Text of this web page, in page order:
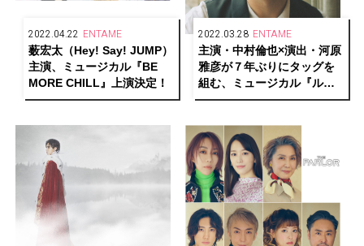
2022.04.22 ENTAME
薮宏太（Hey! Say! JUMP）
主演、ミュージカル『BE
MORE CHILL』上演決定！
2022.03.28 ENTAME
主演・中村倫也×演出・河原
雅彦が７年ぶりにタッグを
組む、ミュージカル『ルー
ドヴィヒ ～Beethoven The
定！